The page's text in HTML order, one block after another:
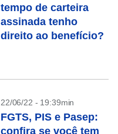
tempo de carteira
assinada tenho
direito ao benefício?
22/06/22 - 19:39min
FGTS, PIS e Pasep:
confira se você tem